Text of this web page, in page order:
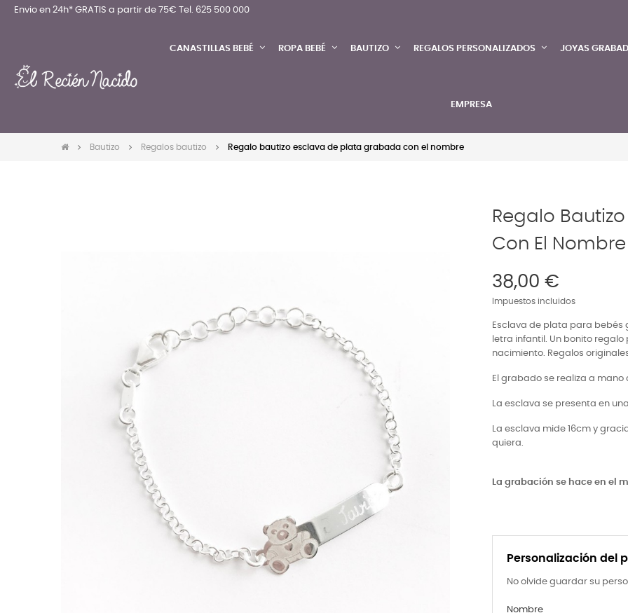
Envio en 24h* GRATIS a partir de 75€ Tel. 625 500 000
CANASTILLAS BEBÉ ROPA BEBÉ BAUTIZO REGALOS PERSONALIZADOS JOYAS
EMPRESA
Bautizo Regalos bautizo Regalo bautizo esclava de plata grabada con el nombre
Regalo
Con El Nombre
38,00 €
Impuestos incluidos
Esclava de plata para bebés
letra infantil. Un bonito
nacimiento. Regalos
El grabado se realiza a
La esclava se presenta en
La esclava mide 16cm y
quiera.
La grabación se hace en el
Personalización del
No olvide guardar su
Nombre